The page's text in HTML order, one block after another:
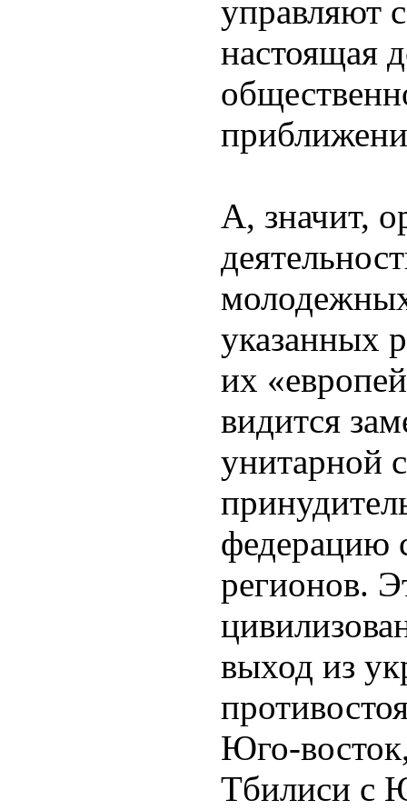
управляют
настоящая
А, значит,
указанных
их
видится
унитарной
федерацию
регионов.
выход из
Юго-
Тбилиси с